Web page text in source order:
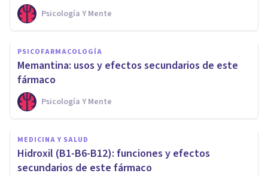
Psicología Y Mente
PSICOFARMACOLOGÍA
Memantina: usos y efectos secundarios de este
fármaco
Psicología Y Mente
MEDICINA Y SALUD
Hidroxil (B1-B6-B12): funciones y efectos
secundarios de este fármaco